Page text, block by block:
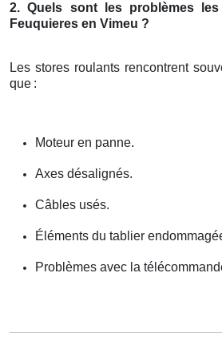
2. Quels sont les problèmes
Feuquieres en Vimeu ?
Les stores roulants rencontrent
que :
Moteur en panne.
Axes désalignés.
Câbles usés.
Éléments du tablier
Problèmes avec la